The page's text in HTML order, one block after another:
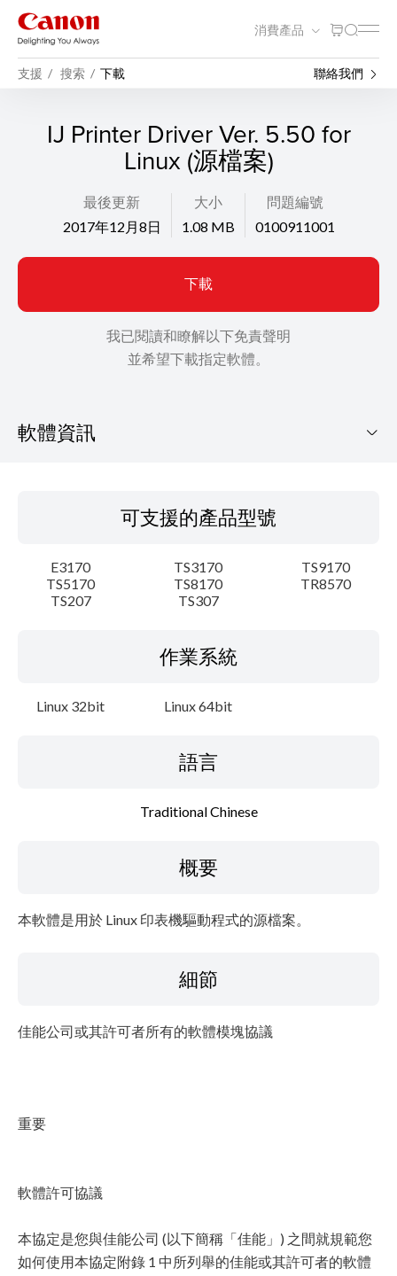
消費產品
支援 搜索 下載 聯絡我們
IJ Printer Driver Ver. 5.50 for
Linux (源檔案)
最後更新
2017年12月8日
大小
1.08 MB
問題編號
0100911001
下載
我已閱讀和瞭解以下免責聲明
並希望下載指定軟體。
軟體資訊
系統要求
可支援的產品型號
E3170 TS3170
TS9170
TS5170
TS8170
TR8570
TS207
TS307
作業系統
Linux 32bit Linux 64bit
語言
Traditional Chinese
概要
本軟體是用於 Linux 印表機驅動程式的源檔案。
細節
佳能公司或其許可者所有的軟體模塊協議
重要
軟體許可協議
本協定是您與佳能公司 (以下簡稱「佳能」) 之間就規範您
如何使用本協定附錄 1 中所列舉的佳能或其許可者的軟體